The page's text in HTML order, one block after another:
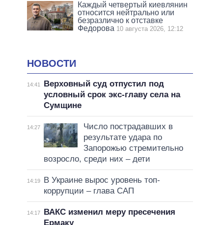
Каждый четвертый киевлянин
относится нейтрально или
безразлично к отставке
Федорова 10 августа 2026, 12:12
НОВОСТИ
14:41
Верховный суд отпустил под
условный срок экс-главу села на
Сумщине
14:27
Число пострадавших в
результате удара по
Запорожью стремительно
возросло, среди них – дети
14:19
В Украине вырос уровень топ-
коррупции – глава САП
14:17
ВАКС изменил меру пресечения
Ермаку